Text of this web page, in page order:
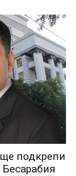
подкрепи